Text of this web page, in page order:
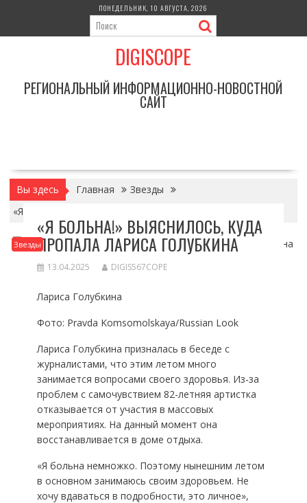
содержимому
ПОНЕДЕЛЬНИК, 10 АВГУСТА, 2026
DIGISCOPE
РЕГИОНАЛЬНЫЙ ИНФОРМАЦИОННО-НОВОСТНОЙ
САЙТ
Вы здесь Главная
Звезды
«Я больна!» Выяснилось, куда пропала Лариса Голубкина
Звезды
«Я БОЛЬНА!» ВЫЯСНИЛОСЬ, КУДА
ПРОПАЛА ЛАРИСА ГОЛУБКИНА
13.04.2025 DIGIS567COPE
Лариса Голубкина
Фото: Pravda Komsomolskaya/Russian Look
Лариса Голубкина призналась в беседе с
журналистами, что этим летом много
занимается вопросами своего здоровья. Из-за
проблем с самочувствием 82-летняя артистка
отказывается от участия в массовых
мероприятиях. На данный момент она
восстанавливается в доме отдыха.
«Я больна немножко. Поэтому нынешним летом
в основном занимаюсь своим здоровьем. Не
хочу вдаваться в подробности, это личное»,